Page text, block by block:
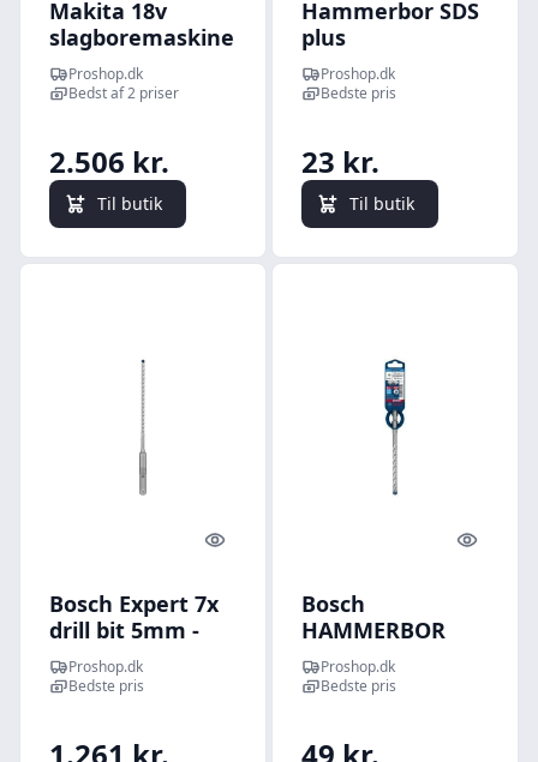
Makita 18v
slagboremaskine
dhp484rtj kulfri
Proshop.dk
Bedst af 2 priser
2.506 kr.
Til butik
Hammerbor SDS
plus
Proshop.dk
Bedste pris
23 kr.
Til butik
Quick look
Bosch Expert 7x
drill bit 5mm -
(pack of 30)
Proshop.dk
Bedste pris
Quick
Bosch
HAMMERBOR
PLUS-7X
10X165MM
Proshop.dk
Bedste pris